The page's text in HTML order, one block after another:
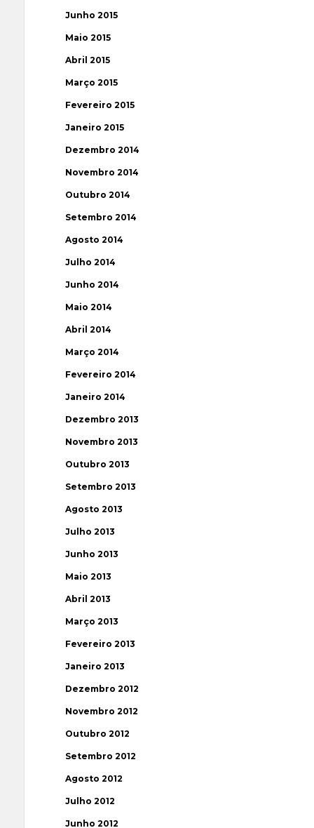
Junho 2015
Maio 2015
Abril 2015
Março 2015
Fevereiro 2015
Janeiro 2015
Dezembro 2014
Novembro 2014
Outubro 2014
Setembro 2014
Agosto 2014
Julho 2014
Junho 2014
Maio 2014
Abril 2014
Março 2014
Fevereiro 2014
Janeiro 2014
Dezembro 2013
Novembro 2013
Outubro 2013
Setembro 2013
Agosto 2013
Julho 2013
Junho 2013
Maio 2013
Abril 2013
Março 2013
Fevereiro 2013
Janeiro 2013
Dezembro 2012
Novembro 2012
Outubro 2012
Setembro 2012
Agosto 2012
Julho 2012
Junho 2012